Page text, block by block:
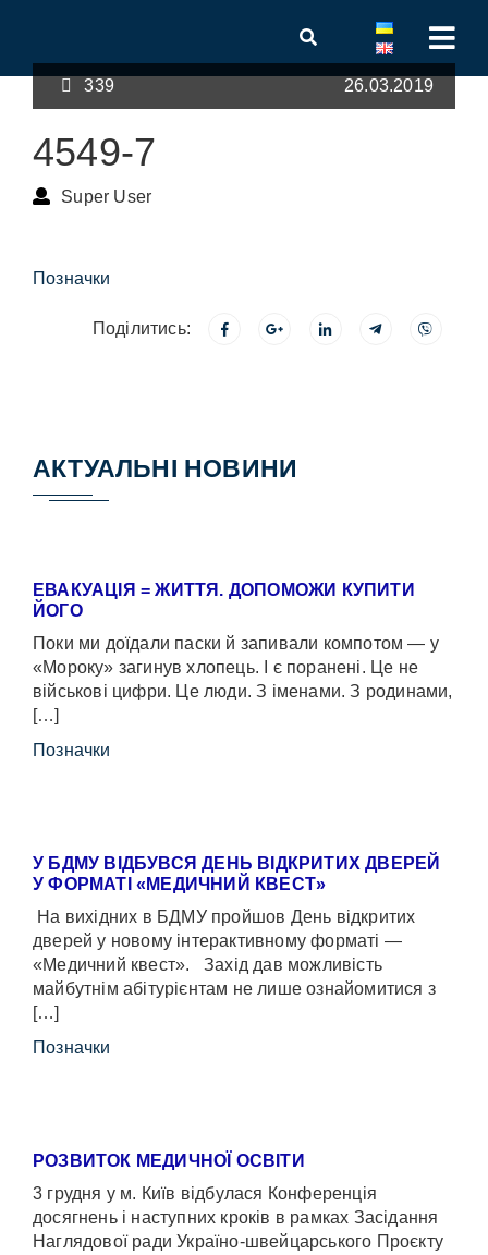
339 26.03.2019
4549-7
Super User
Позначки
Поділитись:
АКТУАЛЬНІ НОВИНИ
ЕВАКУАЦІЯ = ЖИТТЯ. ДОПОМОЖИ КУПИТИ
ЙОГО
Поки ми доїдали паски й запивали компотом — у
«Мороку» загинув хлопець. І є поранені. Це не
військові цифри. Це люди. З іменами. З родинами,
[…]
Позначки
У БДМУ ВІДБУВСЯ ДЕНЬ ВІДКРИТИХ ДВЕРЕЙ
У ФОРМАТІ «МЕДИЧНИЙ КВЕСТ»
На вихідних в БДМУ пройшов День відкритих
дверей у новому інтерактивному форматі —
«Медичний квест». Захід дав можливість
майбутнім абітурієнтам не лише ознайомитися з
[…]
Позначки
РОЗВИТОК МЕДИЧНОЇ ОСВІТИ
3 грудня у м. Київ відбулася Конференція
досягнень і наступних кроків в рамках Засідання
Наглядової ради Україно-швейцарського Проєкту